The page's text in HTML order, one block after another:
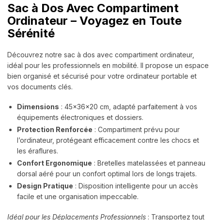
Sac à Dos Avec Compartiment
Ordinateur – Voyagez en Toute
Sérénité
Découvrez notre sac à dos avec compartiment ordinateur,
idéal pour les professionnels en mobilité. Il propose un espace
bien organisé et sécurisé pour votre ordinateur portable et
vos documents clés.
Dimensions : 45x36x20 cm, adapté parfaitement à vos
équipements électroniques et dossiers.
Protection Renforcée : Compartiment prévu pour
l’ordinateur, protégeant efficacement contre les chocs et
les éraflures.
Confort Ergonomique : Bretelles matelassées et panneau
dorsal aéré pour un confort optimal lors de longs trajets.
Design Pratique : Disposition intelligente pour un accès
facile et une organisation impeccable.
Idéal pour les Déplacements Professionnels : Transportez tout